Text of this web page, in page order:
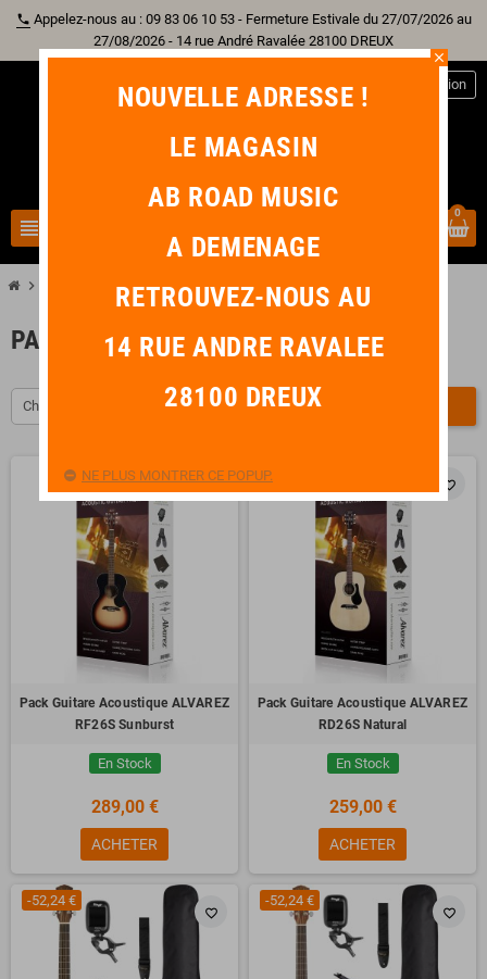
phone Appelez-nous au : 09 83 06 10 53 - Fermeture Estivale du 27/07/2026 au
27/08/2026 - 14 rue André Ravalée 28100 DREUX
view_headline
Connexion
0
chevron_right Pack Guitarechevron_right Pack Guitare Acoustique
PACK GUITARE ACOUSTIQUE
Choisir
favorite_border
Pack Guitare Acoustique ALVAREZ
RF26S Sunburst
En Stock
289,00 €
ACHETER
favorite_border
Pack Guitare Acoustique ALVAREZ
RD26S Natural
En Stock
259,00 €
ACHETER
favorite_border
-52,24 €
favorite_border
-52,24 €
close
NOUVELLE ADRESSE !
LE MAGASIN
AB ROAD MUSIC
A DEMENAGE
RETROUVEZ-NOUS AU
14 RUE ANDRE RAVALEE
28100 DREUX
NE PLUS MONTRER CE POPUP.